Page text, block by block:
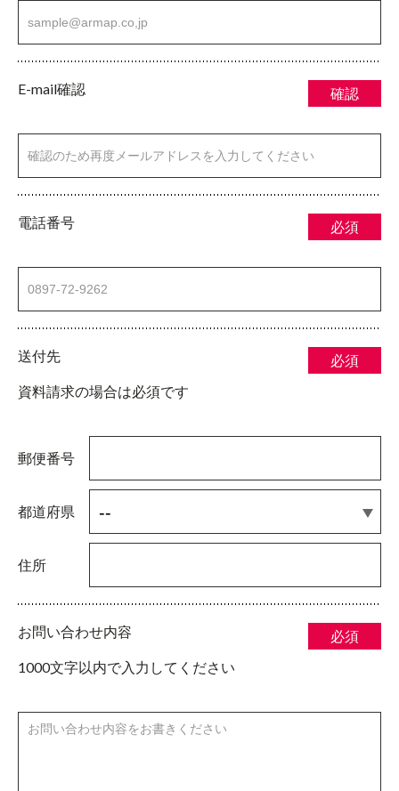
E-mail確認 確認
電話番号 必須
送付先
必須
資料請求の場合は必須です
郵便番号
都道府県
住所
お問い合わせ内容
必須
1000文字以内で入力してください